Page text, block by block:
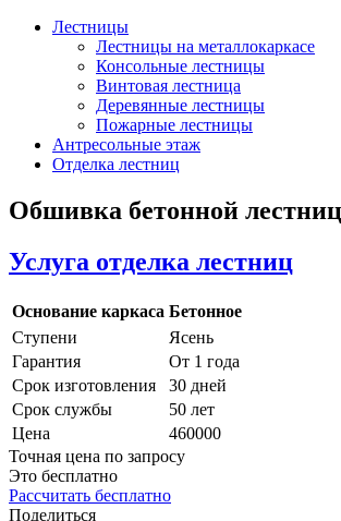
Лестницы
Лестницы на металлокаркасе
Консольные лестницы
Винтовая лестница
Деревянные лестницы
Пожарные лестницы
Антресольные этаж
Отделка лестниц
Обшивка бетонной
Услуга отделка лестниц
Основание каркаса Бетонное
Ступени
Ясень
Гарантия
От 1 года
Срок изготовления
30 дней
Срок службы
50 лет
Цена
460000
Точная цена по запросу
Это бесплатно
Рассчитать бесплатно
Поделиться